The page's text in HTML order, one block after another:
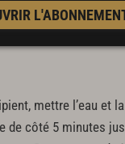
mettre l’eau et
de côté 5 minutes